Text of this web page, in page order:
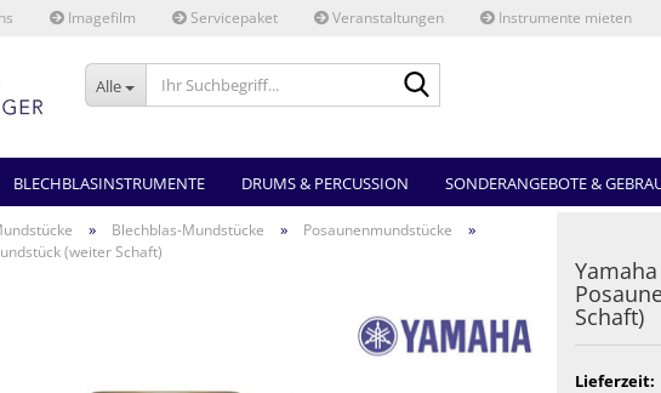
Imagefilm Servicepaket Veranstaltungen Instrumente mieten
Alle
BLECHBLASINSTRUMENTE DRUMS & PERCUSSION SONDERANGEBOTE &
» Blechblas-Mundstücke » Posaunenmundstücke »
(weiter Schaft)
Schaft)
Lieferzeit: